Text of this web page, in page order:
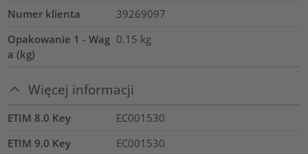
Numer klienta
39269097
Opakowanie 1 - Wag
a (kg)
0.15 kg
Więcej informacji
ETIM 8.0 Key
EC001530
ETIM 9.0 Key
EC001530